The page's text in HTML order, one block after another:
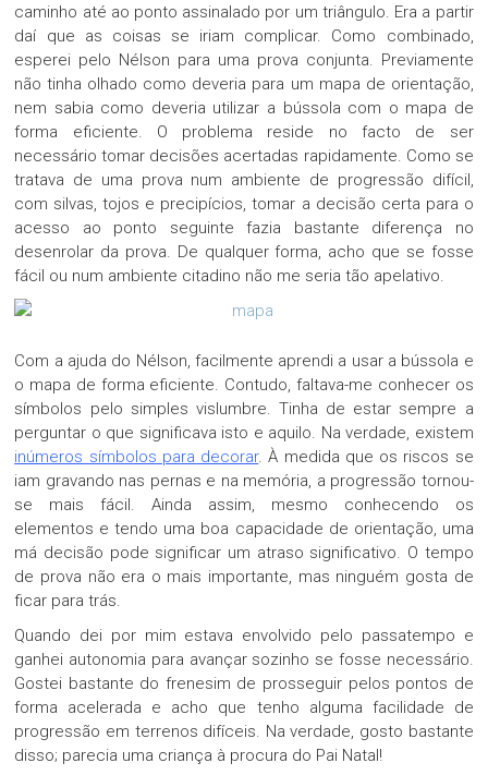
caminho até ao ponto assinalado por um triângulo. Era a partir
daí que as coisas se iriam complicar. Como combinado,
esperei pelo Nélson para uma prova conjunta. Previamente
não tinha olhado como deveria para um mapa de orientação,
nem sabia como deveria utilizar a bússola com o mapa de
forma eficiente. O problema reside no facto de ser
necessário tomar decisões acertadas rapidamente. Como se
tratava de uma prova num ambiente de progressão difícil,
com silvas, tojos e precipícios, tomar a decisão certa para o
acesso ao ponto seguinte fazia bastante diferença no
desenrolar da prova. De qualquer forma, acho que se fosse
fácil ou num ambiente citadino não me seria tão apelativo.
Com a ajuda do Nélson, facilmente aprendi a usar a bússola e
o mapa de forma eficiente. Contudo, faltava-me conhecer os
símbolos pelo simples vislumbre. Tinha de estar sempre a
perguntar o que significava isto e aquilo. Na verdade, existem
inúmeros símbolos para decorar. À medida que os riscos se
iam gravando nas pernas e na memória, a progressão tornou-
se mais fácil. Ainda assim, mesmo conhecendo os
elementos e tendo uma boa capacidade de orientação, uma
má decisão pode significar um atraso significativo. O tempo
de prova não era o mais importante, mas ninguém gosta de
ficar para trás.
Quando dei por mim estava envolvido pelo passatempo e
ganhei autonomia para avançar sozinho se fosse necessário.
Gostei bastante do frenesim de prosseguir pelos pontos de
forma acelerada e acho que tenho alguma facilidade de
progressão em terrenos difíceis. Na verdade, gosto bastante
disso; parecia uma criança à procura do Pai Natal!